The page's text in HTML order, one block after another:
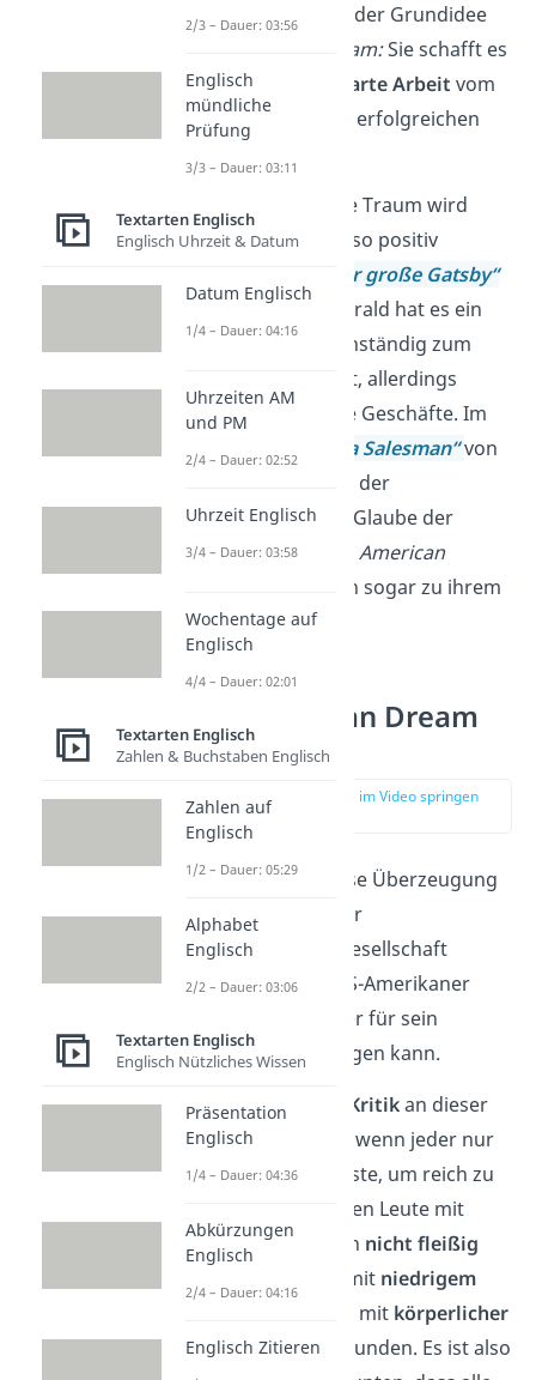
Hauptfigur genau der Grundidee
American Dream:Sie schafft es
durchFleiß harteArbeit vom
Obdachlosen zum erfolgreichen
Der amerikanische Traum wird
abernicht immer
so positiv
„Der große Gatsby“
von F. Scott Fitzgerald hat es ein
junger Mann eigenständig zum
Millionär geschafft, allerdings
durch zweifelhafte Geschäfte. Im
Drama
„Death of a Salesman“von
Arthur Miller führt der
unerschütterliche Glaube der
Hauptfigur an denAmerican
letztendlich sogar zu ihrem
Tod.
Der American Dream
heute
zur Stelle im Video springen
Trotz allem ist diese Überzeugung
bis heute tief in der
amerikanischen Gesellschaft
verankert. Viele US-Amerikaner
glauben, dass jeder für sein
eigenes Glück
sorgen kann.
Es gibt aber auch
Kritikan dieser
Vorstellung. Denn wenn jeder nur
hart arbeiten müsste, um reich zu
werden, dann wären Leute mit
wenig Geld einfach nicht fleißig
genug. Viele Jobs mit niedrigem
sind aber oft mit körperlicher
Anstrengungverbunden. Es ist also
2/3 – Dauer: 03:56
Englisch
mündliche
Prüfung
3/3 – Dauer: 03:11
Textarten Englisch
Englisch Uhrzeit & Datum
Datum Englisch
1/4 – Dauer: 04:16
Uhrzeiten AM
und PM
2/4 – Dauer: 02:52
Uhrzeit Englisch
3/4 – Dauer: 03:58
Wochentage auf
Englisch
4/4 – Dauer: 02:01
Textarten Englisch
Zahlen & Buchstaben Englisch
Zahlen auf
Englisch
1/2 – Dauer: 05:29
Alphabet
Englisch
2/2 – Dauer: 03:06
Textarten Englisch
Englisch Nützliches Wissen
Präsentation
Englisch
1/4 – Dauer: 04:36
Abkürzungen
Englisch
2/4 – Dauer: 04:16
Englisch Zitieren